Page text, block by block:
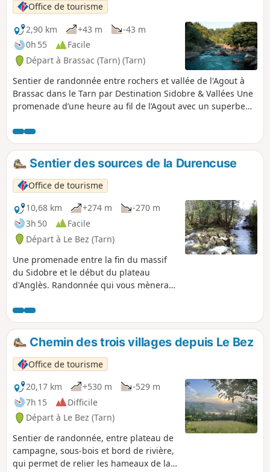
Office de tourisme
2,90 km
+43 m
-43 m
0h 55
Facile
Départ à Brassac (Tarn) (Tarn)
Sentier de randonnée entre rochers et vallée de l'Agout à
Brassac dans le Tarn par Destination Sidobre & Vallées Une
promenade d’une heure au fil de l’Agout avec un superbe
idéal pour se promener le long de la rivière de Brassac et
même au milieu de celle-ci par moments grâce aux
nombreux rochers à votre disposition. Un petit effort vous
sera demandé pour admirer le magnifique point de vue sur
la vallée de l'Agout.À ne pas manquer : le pont vieux et les
deux châteaux de Brassac
Sentier des sources de la Durencuse
Office de tourisme
10,68 km
+274 m
-270 m
3h 50
Facile
Départ à Le Bez (Tarn)
Une promenade entre la fin du massif
du Sidobre et le début du plateau
d'Anglès. Randonnée qui vous mènera
du Sidobre avec l'avantage de trouver
des chemins ou des pistes qui seront
accessibles à tous.Beaux points de vue
sur la Montagne Noire et la plaine
castraise.
Chemin des trois villages depuis Le Bez
Office de tourisme
20,17 km
+530 m
-529 m
7h 15
Difficile
Départ à Le Bez (Tarn)
Sentier de randonnée, entre plateau de
campagne, sous-bois et bord de rivière,
qui permet de relier les hameaux de la